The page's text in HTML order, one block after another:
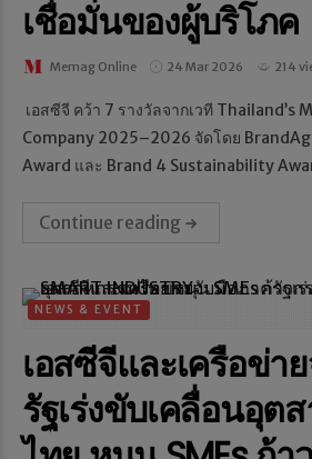
เชื่อมั่นของผู้บริโภค
Memag Online 24 Mar 2026 214
เอสซีจี คว้า 7 รางวัลจากเวที Thailand’s
Company 2025–2026 จัดโดย
Award และ Brand 4 Sustainability
Continue reading
NEWS & EVENT
เอสซีจีและเครือข่า
รัฐเร่งขับเคลื่อนอุต